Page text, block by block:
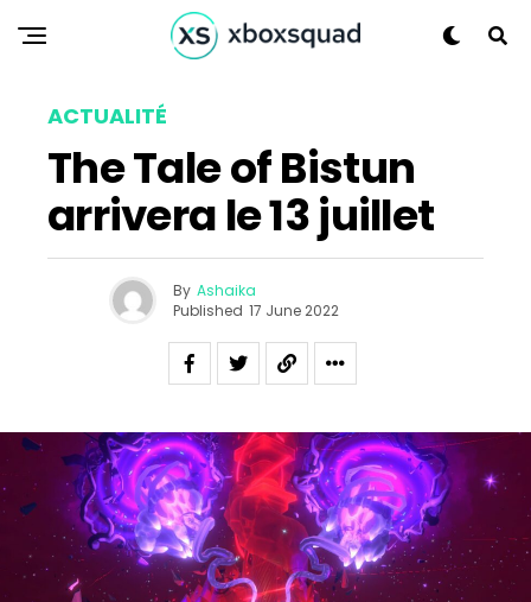
ACTUALITÉ
The Tale of Bistun
arrivera le 13 juillet
By Ashaika
Published 17 June 2022
Reddit
Pinterest
Whatsapp
Email